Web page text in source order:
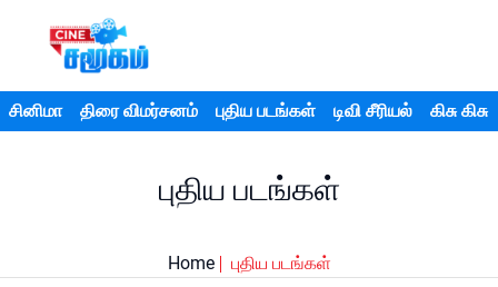
சினிமா திரை விமர்சனம் புதிய படங்கள் டிவி சீரியல் கிசு கிசு
புதிய படங்கள்
Home புதிய படங்கள்